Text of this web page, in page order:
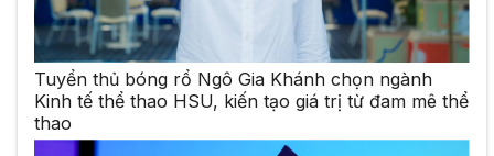
Tuyển thủ bóng rổ Ngô Gia Khánh chọn ngành
Kinh tế thể thao HSU, kiến tạo giá trị từ đam mê thể
thao